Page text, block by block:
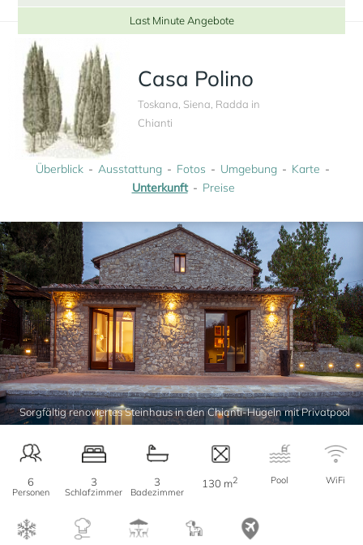
Last Minute Angebote
Casa Polino
Toskana, Siena, Radda in
Chianti
Überblick Ausstattung Fotos Umgebung
Karte
Unterkunft
Preise
Sorgfältig renoviertes Steinhaus in den Chianti-Hügeln mit Privatpool
6
Personen
3
Schlafzimmer
3
Badezimmer
130 m2 Pool WiFi